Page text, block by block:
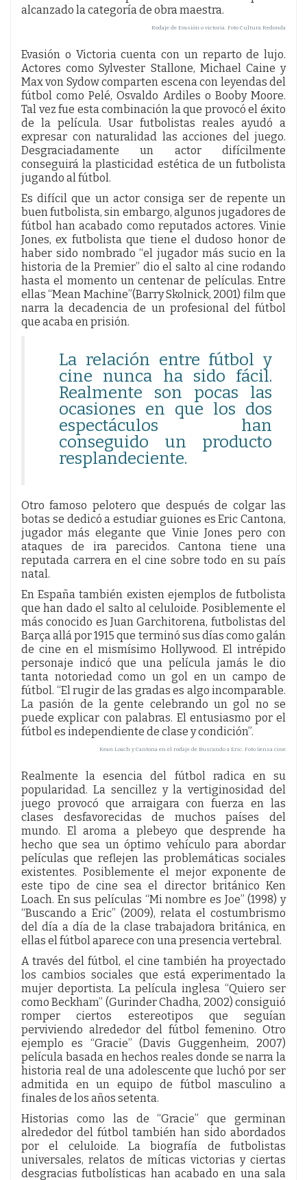
alcanzado la categoría de obra maestra.
Rodaje de Evasión o victoria. Foto Cultura Redonda
Evasión o Victoria cuenta con un reparto de lujo.
Actores como Sylvester Stallone, Michael Caine y
Max von Sydow comparten escena con leyendas del
fútbol como Pelé, Osvaldo Ardiles o Booby Moore.
Tal vez fue esta combinación la que provocó el éxito
de la película. Usar futbolistas reales ayudó a
expresar con naturalidad las acciones del juego.
Desgraciadamente un actor difícilmente
conseguirá la plasticidad estética de un futbolista
jugando al fútbol.
Es difícil que un actor consiga ser de repente un
buen futbolista, sin embargo, algunos jugadores de
fútbol han acabado como reputados actores. Vinie
Jones, ex futbolista que tiene el dudoso honor de
haber sido nombrado “el jugador más sucio en la
historia de la Premier” dio el salto al cine rodando
hasta el momento un centenar de películas. Entre
ellas “Mean Machine”(Barry Skolnick, 2001) film que
narra la decadencia de un profesional del fútbol
que acaba en prisión.
La relación entre fútbol y
cine nunca ha sido fácil.
Realmente son pocas las
ocasiones en que los dos
espectáculos han
conseguido un producto
resplandeciente.
Otro famoso pelotero que después de colgar las
botas se dedicó a estudiar guiones es Eric Cantona,
jugador más elegante que Vinie Jones pero con
ataques de ira parecidos. Cantona tiene una
reputada carrera en el cine sobre todo en su país
natal.
En España también existen ejemplos de futbolista
que han dado el salto al celuloide. Posiblemente el
más conocido es Juan Garchitorena, futbolistas del
Barça allá por 1915 que terminó sus días como galán
de cine en el mismísimo Hollywood. El intrépido
personaje indicó que una película jamás le dio
tanta notoriedad como un gol en un campo de
fútbol. “El rugir de las gradas es algo incomparable.
La pasión de la gente celebrando un gol no se
puede explicar con palabras. El entusiasmo por el
fútbol es independiente de clase y condición”.
Kean Loach y Cantona en el rodaje de Buscando a Eric. Foto Sensa cine
Realmente la esencia del fútbol radica en su
popularidad. La sencillez y la vertiginosidad del
juego provocó que arraigara con fuerza en las
clases desfavorecidas de muchos países del
mundo. El aroma a plebeyo que desprende ha
hecho que sea un óptimo vehículo para abordar
películas que reflejen las problemáticas sociales
existentes. Posiblemente el mejor exponente de
este tipo de cine sea el director británico Ken
Loach. En sus películas “Mi nombre es Joe” (1998) y
“Buscando a Eric” (2009), relata el costumbrismo
del día a día de la clase trabajadora británica, en
ellas el fútbol aparece con una presencia vertebral.
A través del fútbol, el cine también ha proyectado
los cambios sociales que está experimentado la
mujer deportista. La película inglesa “Quiero ser
como Beckham” (Gurinder Chadha, 2002) consiguió
romper ciertos estereotipos que seguían
perviviendo alrededor del fútbol femenino. Otro
ejemplo es “Gracie” (Davis Guggenheim, 2007)
película basada en hechos reales donde se narra la
historia real de una adolescente que luchó por ser
admitida en un equipo de fútbol masculino a
finales de los años setenta.
Historias como las de “Gracie” que germinan
alrededor del fútbol también han sido abordados
por el celuloide. La biografía de futbolistas
universales, relatos de míticas victorias y ciertas
desgracias futbolísticas han acabado en una sala